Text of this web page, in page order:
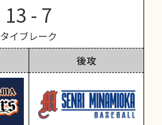
13 - 7
タイブレーク
後攻